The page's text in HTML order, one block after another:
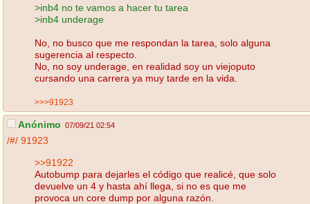
>inb4 no te vamos a hacer tu tarea
>inb4 underage
No, no busco que me respondan la tarea, solo alguna
sugerencia al respecto.
No, no soy underage, en realidad soy un viejoputo
cursando una carrera ya muy tarde en la vida.
>>>91923
Anónimo 07/09/21 02:54
/#/ 91923
>>91922
Autobump para dejarles el código que realicé, que solo
devuelve un 4 y hasta ahí llega, si no es que me
provoca un core dump por alguna razón.